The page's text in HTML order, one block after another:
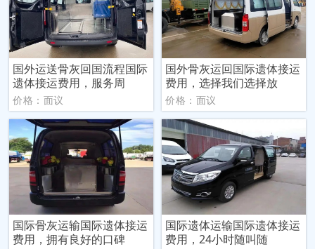
国外运送骨灰回国流程国际
遗体接运费用，服务周
价格：面议
国外骨灰运回国际遗体接运
费用，选择我们选择放
价格：面议
国际骨灰运输国际遗体接运
费用，拥有良好的口碑
国际遗体运输国际遗体接运
费用，24小时随叫随